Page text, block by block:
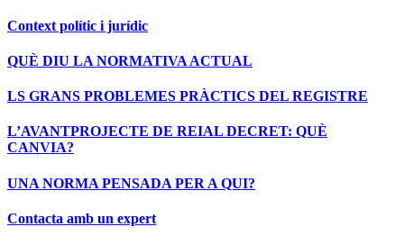
Context polític i jurídic
QUÈ DIU LA NORMATIVA ACTUAL
LS GRANS PROBLEMES PRÀCTICS DEL REGISTRE
L’AVANTPROJECTE DE REIAL DECRET: QUÈ
CANVIA?
UNA NORMA PENSADA PER A QUI?
Contacta amb un expert